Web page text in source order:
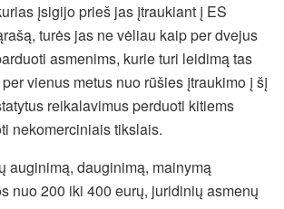
įsigijo prieš jas įtraukiant į ES
turės jas ne vėliau kaip per dvejus
asmenims, kurie turi leidimą tas
vienus metus nuo rūšies įtraukimo į šį
reikalavimus perduoti kitiems
nekomerciniais tikslais.
auginimą, dauginimą, mainymą
nuo 200 iki 400 eurų, juridinių asmenų